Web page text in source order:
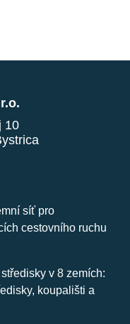
10
síť pro
cestovního ruchu
v 8 zemích:
koupališti a